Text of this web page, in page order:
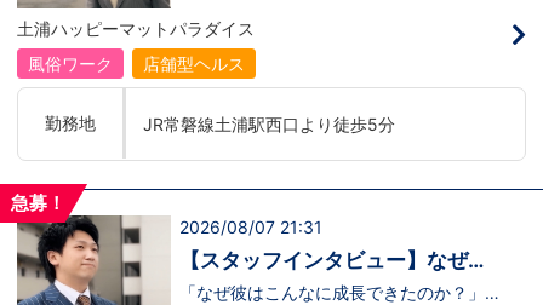
す。 今回の動画では、土浦店所属・森田
主任にインタビュー。元キャストの彼女
が、入社してから挫折を経験しながら
も 主任へと成長した背景 には、意外に
た。 当グループを選んだ理由、印象に残
っているエピソード、そして意外な趣味ま
で。森田主任の飾らない人柄が垣間見える
↓ https://www.youtube.com/watch?
土浦ハッピーマットパラダイス
風俗ワーク
店舗型ヘルス
勤務地 JR常磐線土浦駅西口より徒歩5分
急募！
2026/08/07 21:31
【スタッフインタビュー】なぜ彼
は成長できたのか？福利厚生と“熱
「なぜ彼はこんなに成長できたのか？」そ